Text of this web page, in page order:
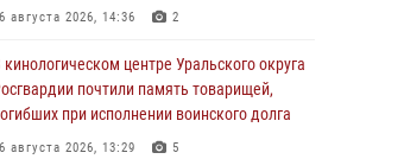
августа 2026, 14:36 2
кинологическом центре Уральского округа
почтили память товарищей,
при исполнении воинского долга
августа 2026, 13:29 5